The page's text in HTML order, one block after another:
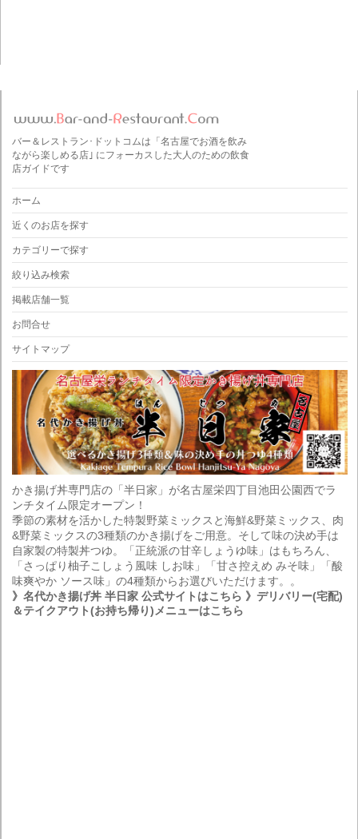
バー＆レストラン･ドットコムは「名古屋でお酒を飲み
ながら楽しめる店｣ にフォーカスした大人のための飲食
店ガイドです
ホーム
近くのお店を探す
カテゴリーで探す
絞り込み検索
掲載店舗一覧
お問合せ
サイトマップ
かき揚げ丼専門店の「半日家」が名古屋栄四丁目池田公園西でラ
ンチタイム限定オープン！
季節の素材を活かした特製野菜ミックスと海鮮&野菜ミックス、肉
&野菜ミックスの3種類のかき揚げをご用意。そして味の決め手は
自家製の特製丼つゆ。「正統派の甘辛しょうゆ味」はもちろん、
「さっぱり柚子こしょう風味 しお味」「甘さ控えめ みそ味」「酸
味爽やか ソース味」の4種類からお選びいただけます。。
》名代かき揚げ丼 半日家 公式サイトはこちら 》デリバリー(宅配)
＆テイクアウト(お持ち帰り)メニューはこちら